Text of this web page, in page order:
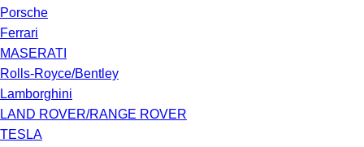
Porsche
Ferrari
MASERATI
Rolls-Royce/Bentley
Lamborghini
LAND ROVER/RANGE ROVER
TESLA